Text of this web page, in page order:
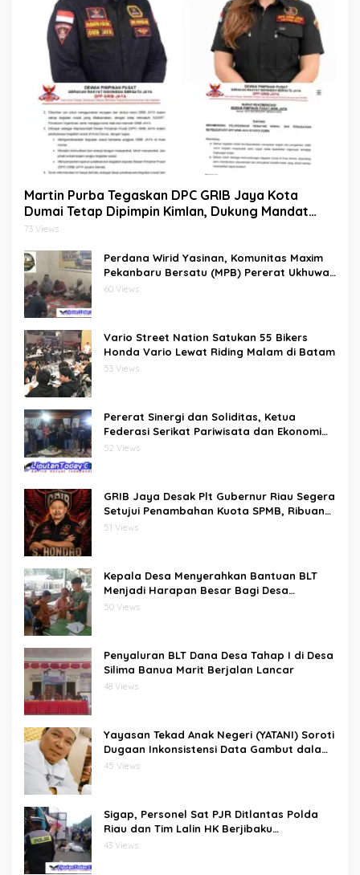
Martin Purba Tegaskan DPC GRIB Jaya Kota
Dumai Tetap Dipimpin Kimlan, Dukung Mandat
DPP kepada Agus Tera Jalankan Kegiatan Sosial
73 Views
Perdana Wirid Yasinan, Komunitas Maxim
Pekanbaru Bersatu (MPB) Pererat Ukhuwah
dan Doa Bersama di Sekretariat
60 Views
Vario Street Nation Satukan 55 Bikers
Honda Vario Lewat Riding Malam di Batam
53 Views
Pererat Sinergi dan Soliditas, Ketua
Federasi Serikat Pariwisata dan Ekonomi
Kreatif Gelar Silaturahmi Bersama
52 Views
GRIB Jaya Desak Plt Gubernur Riau Segera
Setujui Penambahan Kuota SPMB, Ribuan
Siswa Terancam Tak Tertampung
51 Views
Kepala Desa Menyerahkan Bantuan BLT
Menjadi Harapan Besar Bagi Desa
bawositora kecamatan pulau pulau batu
50 Views
Penyaluran BLT Dana Desa Tahap I di Desa
Silima Banua Marit Berjalan Lancar
48 Views
Yayasan Tekad Anak Negeri (YATANI) Soroti
Dugaan Inkonsistensi Data Gambut dalam
Proses Pembebasan HKm Dayun dari
45 Views
Sigap, Personel Sat PJR Ditlantas Polda
Riau dan Tim Lalin HK Berjibaku
Selamatkan Korban Kecelakaan di Tol
43 Views